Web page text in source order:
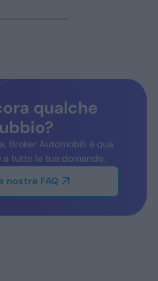
qualche
Broker Automobili è qua
tutte le tue domande.
nostre FAQ